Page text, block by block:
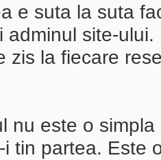
e suta la suta
adminul site-
zis la fiecare
nu este o
i tin partea. Este